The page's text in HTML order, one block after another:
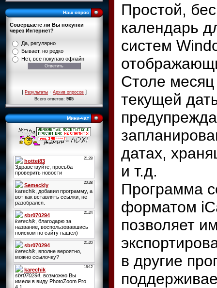
Наш опрос
Совершаете ли Вы покупки
через Интернет?
Да, регулярно
Бывает, но редко
Нет, всё покупаю офлайн
[Результаты·Архив опросов]
Всего ответов:965
Мини-чат
Простой,
календарь
систем
Столе месяц
текущей
датах,
и т.д.
Программа
форматом
позволяет
в другие